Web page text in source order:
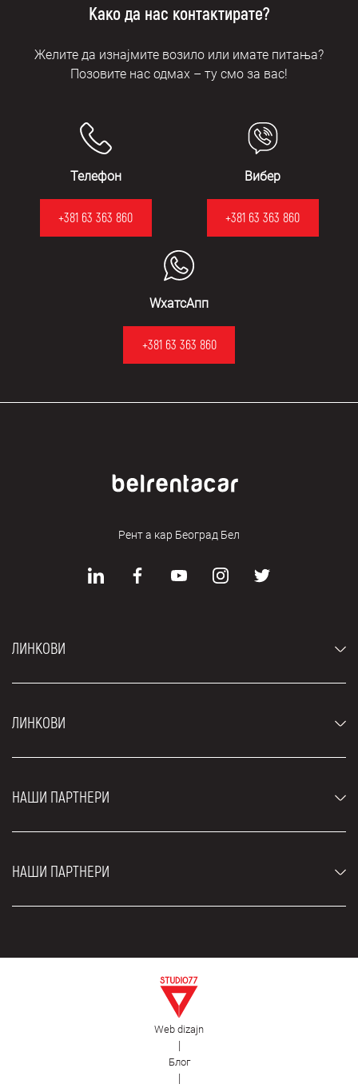
Како да нас контактирате?
Желите да изнајмите возило или имате питања?
Позовите нас одмах – ту смо за вас!
Телефон
+381 63 363 860
Вибер
+381 63 363 860
WхатсАпп
+381 63 363 860
Рент а кар Београд Бел
ЛИНКОВИ
Луксузни аутомобили
ЛИНКОВИ
Блог
НАШИ ПАРТНЕРИ
Рент а кар Београд Роyал
НАШИ ПАРТНЕРИ
ЕДеПро
Web dizajn
|
Блог
|